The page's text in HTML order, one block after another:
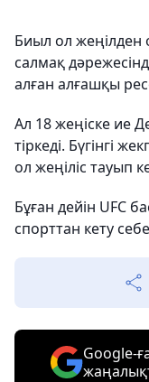
Биыл ол жеңілден
салмақ
алған алғашқы
Ал 18 жеңіске ие
тіркеді. Бүгінгі
ол жеңіліс тауып
Бұған дейін UFC
спорттан кету
Google-